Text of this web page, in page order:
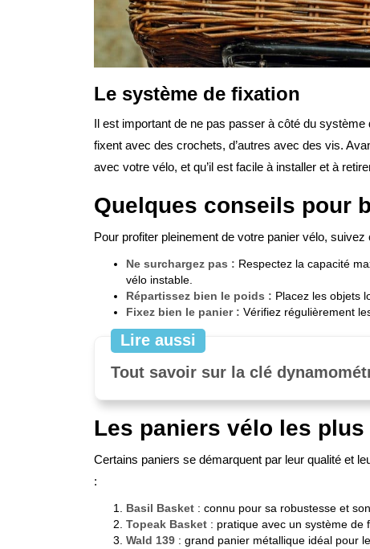
Le système de fixation
Il est important de ne pas passer à côté du
fixent avec des crochets, d’autres avec des vis.
avec votre vélo, et qu’il est facile à installer et à
Quelques conseils pour
Pour profiter pleinement de votre panier vélo,
Ne surchargez pas : Respectez la capacité
vélo instable.
Répartissez bien le poids : Placez les objets
Fixez bien le panier : Vérifiez régulièrement
Lire aussi
Tout savoir sur la clé
Les paniers vélo les
Certains paniers se démarquent par leur qualité et
:
Basil Basket : connu pour sa robustesse et
Topeak Basket : pratique avec un système de
Wald 139 : grand panier métallique idéal pour